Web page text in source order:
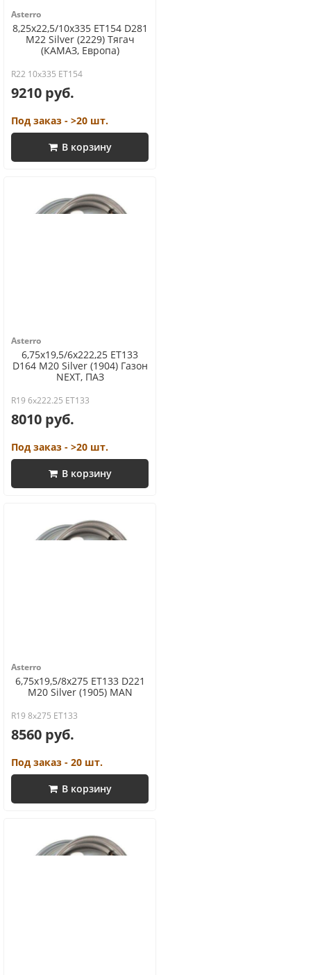
Asterro
8,25x22,5/10x335 ET154 D281
M22 Silver (2229) Тягач
(КАМАЗ, Европа)
R22 10x335 ET154
9210 руб.
Под заказ - >20 шт.
В корзину
Asterro
6,75x19,5/6x222,25 ET133
D164 M20 Silver (1904) Газон
NEXT, ПАЗ
R19 6x222.25 ET133
8010 руб.
Под заказ - >20 шт.
В корзину
Asterro
6,75x19,5/8x275 ET133 D221
M20 Silver (1905) MAN
R19 8x275 ET133
8560 руб.
Под заказ - 20 шт.
В корзину